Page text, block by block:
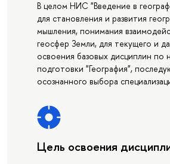
В целом НИС "Введение в
для становления и развития
мышления, понимания
геосфер Земли, для текущего и
освоения базовых дисциплин по
подготовки "География",
осознанного выбора
Цель освоения